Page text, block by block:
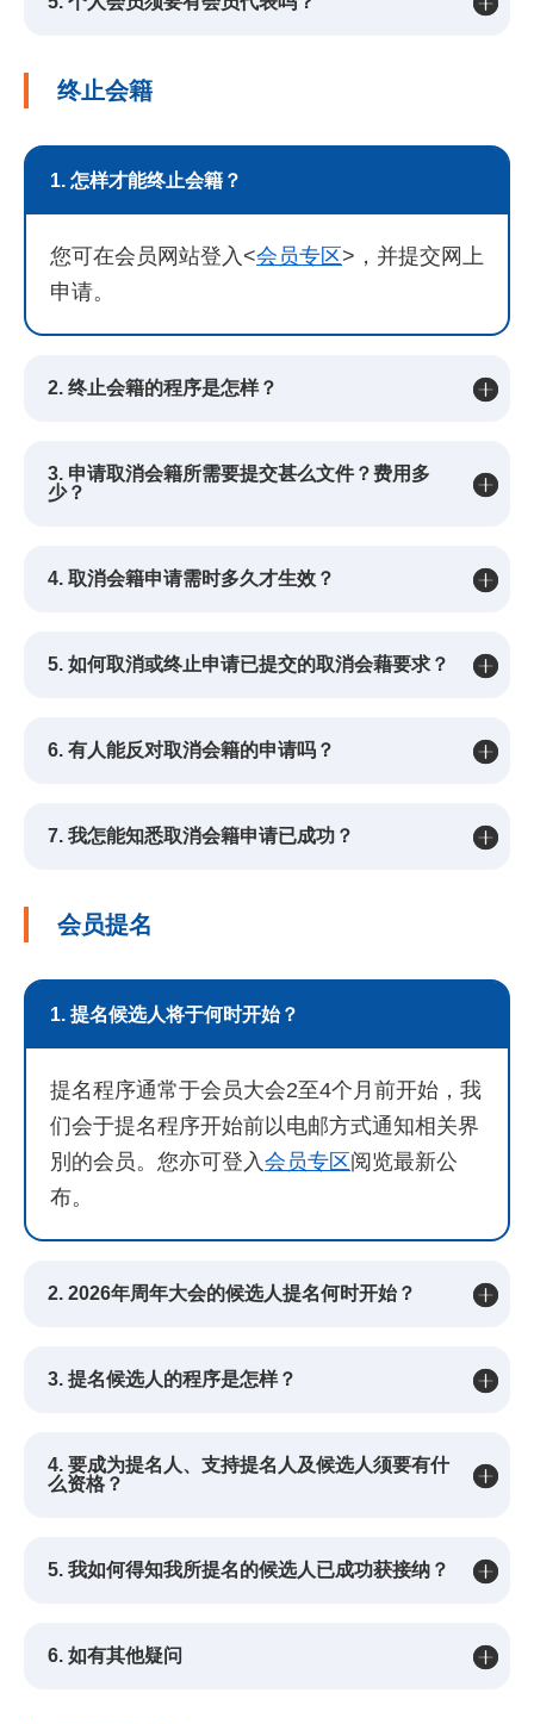
终止会籍
1. 怎样才能终止会籍？
您可在会员网站登入<会员专区 >，并提交网上
申请。
2. 终止会籍的程序是怎样？
3. 申请取消会籍所需要提交甚么文件？费用多
少？
4. 取消会籍申请需时多久才生效？
5. 如何取消或终止申请已提交的取消会藉要求？
6. 有人能反对取消会籍的申请吗？
7. 我怎能知悉取消会籍申请已成功？
会员提名
1. 提名候选人将于何时开始？
提名程序通常于会员大会2至4个月前开始，我
们会于提名程序开始前以电邮方式通知相关界
別的会员。您亦可登入会员专区 阅览最新公
布。
2. 2026年周年大会的候选人提名何时开始？
3. 提名候选人的程序是怎样？
4. 要成为提名人、支持提名人及候选人须要有什
么资格？
5. 我如何得知我所提名的候选人已成功获接纳？
6. 如有其他疑问